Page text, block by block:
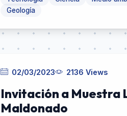
Geología
02/03/2023 2136 Views
Invitación a Muestra
Maldonado